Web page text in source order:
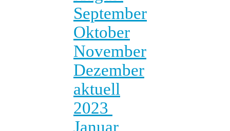
September
Oktober
November
Dezember
aktuell
2023
Januar